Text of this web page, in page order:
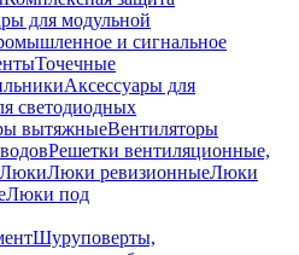
для модульной
и сигнальное
Точечные
Аксессуары для
светодиодных
вытяжныеВентиляторы
Решетки вентиляционные,
ЛюкиЛюки ревизионныеЛюки
Люки под
Шуруповерты,